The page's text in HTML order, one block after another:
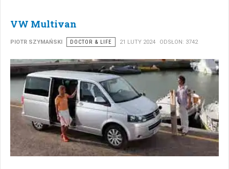
VW Multivan
PIOTR SZYMAŃSKI DOCTOR & LIFE 21 LUTY 2024 ODSŁON: 3742